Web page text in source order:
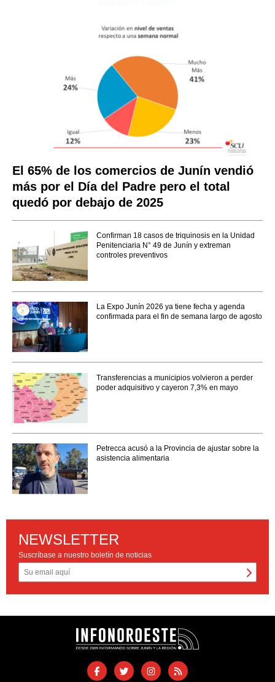
El 65% de los comercios de Junín vendió
más por el Día del Padre pero el total
quedó por debajo de 2025
Confirman 18 casos de triquinosis en la Unidad
Penitenciaria N° 49 de Junín y extreman
controles preventivos
La Expo Junín 2026 ya tiene fecha y agenda
confirmada para el fin de semana largo de agosto
Transferencias a municipios volvieron a perder
poder adquisitivo y cayeron 7,3% en mayo
Petrecca acusó a la Provincia de ajustar sobre la
asistencia alimentaria
NEWSLETTER
Suscríbase a nuestro boletín de noticias